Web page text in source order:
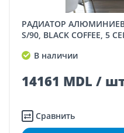
РАДИАТОР АЛЮМИНИЕВЫЙ NOVA FLORIDA LEDRO
S/90, BLACK COFFEE, 5
В наличии
14161 MDL /
Сравнить